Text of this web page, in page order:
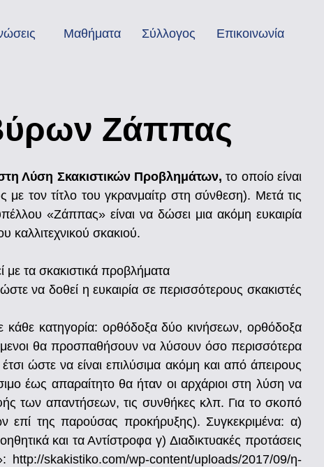
Μαθήματα Σύλλογος Επικοινωνία
Ζάππας
Λύση Σκακιστικών Προβλημάτων, το οποίο είναι
τον τίτλο του γκρανμαίτρ στη σύνθεση). Μετά τις
«Ζάππας» είναι να δώσει μια ακόμη ευκαιρία
καλλιτεχνικού σκακιού.
με τα σκακιστικά προβλήματα
να δοθεί η ευκαιρία σε περισσότερους σκακιστές
κατηγορία: ορθόδοξα δύο κινήσεων, ορθόδοξα
θα προσπαθήσουν να λύσουν όσο περισσότερα
ώστε να είναι επιλύσιμα ακόμη και από άπειρους
έως απαραίτητο θα ήταν οι αρχάριοι στη λύση να
των απαντήσεων, τις συνθήκες κλπ. Για το σκοπό
επί της παρούσας προκήρυξης). Συγκεκριμένα: α)
και τα Αντίστροφα γ) Διαδικτυακές προτάσεις
skakistiko.com/wp-content/uploads/2017/09/η-